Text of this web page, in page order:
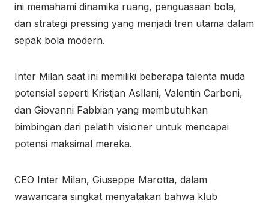
ini memahami dinamika ruang, penguasaan bola,
dan strategi pressing yang menjadi tren utama dalam
sepak bola modern.
Inter Milan saat ini memiliki beberapa talenta muda
potensial seperti Kristjan Asllani, Valentin Carboni,
dan Giovanni Fabbian yang membutuhkan
bimbingan dari pelatih visioner untuk mencapai
potensi maksimal mereka.
CEO Inter Milan, Giuseppe Marotta, dalam
wawancara singkat menyatakan bahwa klub